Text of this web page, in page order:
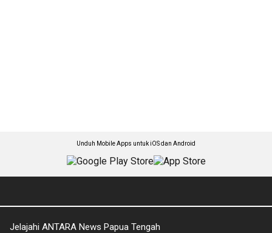
Unduh Mobile Apps untuk iOS dan Android
Jelajahi ANTARA News Papua Tengah